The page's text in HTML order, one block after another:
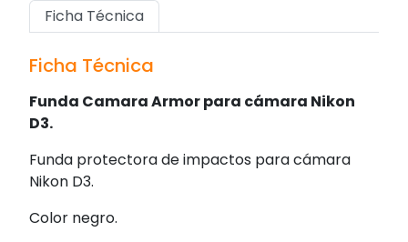
Ficha Técnica
Ficha Técnica
Funda Camara Armor para cámara Nikon
D3.
Funda protectora de impactos para cámara
Nikon D3.
Color negro.